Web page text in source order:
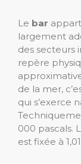
Le bar
largement
des secteurs
repère
de la mer,
qui s’exerce
000 pascals.
est fixée à